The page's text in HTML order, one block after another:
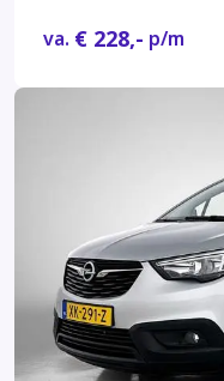
va. € 228,- p/m